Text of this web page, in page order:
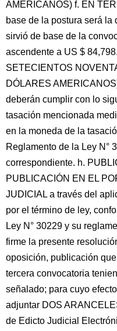
AMERICANOS) f. EN
base de la postura será
sirvió de base de la
ascendente a US $
SETECIENTOS
DÓLARES
deberán cumplir con lo
tasación mencionada
en la moneda de la
Reglamento de la Ley N°
correspondiente. h.
PUBLICACIÓN EN EL
JUDICIAL a través del
por el término de ley,
Ley N° 30229 y su
firme la presente
oposición, publicación
tercera convocatoria
señalado; para cuyo
adjuntar DOS
de Edicto Judicial